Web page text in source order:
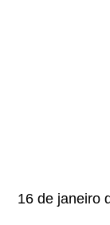
16 de janeiro